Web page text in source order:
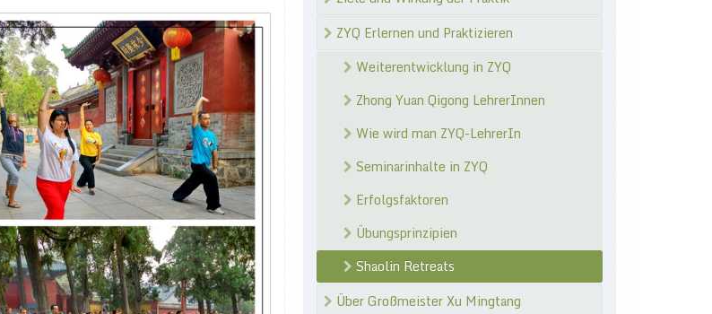
ZYQ Erlernen und Praktizieren
Weiterentwicklung in ZYQ
Zhong Yuan Qigong LehrerInnen
Wie wird man ZYQ-LehrerIn
Seminarinhalte in ZYQ
Erfolgsfaktoren
Übungsprinzipien
Shaolin Retreats
Über Großmeister Xu Mingtang